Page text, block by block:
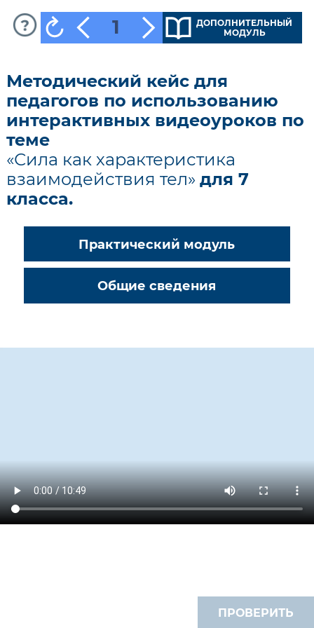
ПРОВЕРИТЬ
1
ДОПОЛНИТЕЛЬНЫЙ
МОДУЛЬ
Методический кейс для
педагогов по использованию
интерактивных видеоуроков по
теме
«Сила как характеристика
взаимодействия тел» для 7
класса.
Практический модуль
Общие сведения